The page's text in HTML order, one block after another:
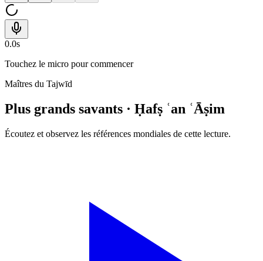
0.0s
Touchez le micro pour commencer
Maîtres du Tajwīd
Plus grands savants · Ḥafṣ ʿan ʿĀṣim
Écoutez et observez les références mondiales de cette lecture.